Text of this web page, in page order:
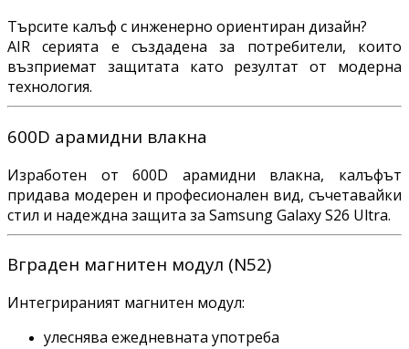
Търсите калъф с инженерно ориентиран дизайн?
AIR серията е създадена за потребители, които
възприемат защитата като резултат от модерна
технология.
600D арамидни влакна
Изработен от 600D арамидни влакна, калъфът
придава модерен и професионален вид, съчетавайки
стил и надеждна защита за Samsung Galaxy S26 Ultra.
Вграден магнитен модул (N52)
Интегрираният магнитен модул:
улеснява ежедневната употреба